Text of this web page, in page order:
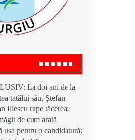
La doi ani de la
tatălui său, Ștefan
Iliescu rupe tăcerea:
de cum arată
ușa pentru o candidatură: